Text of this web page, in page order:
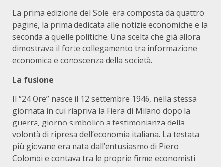
La prima edizione del Sole era composta da quattro
pagine, la prima dedicata alle notizie economiche e la
seconda a quelle politiche. Una scelta che già allora
dimostrava il forte collegamento tra informazione
economica e conoscenza della società.
La fusione
Il “24 Ore” nasce il 12 settembre 1946, nella stessa
giornata in cui riapriva la Fiera di Milano dopo la
guerra, giorno simbolico a testimonianza della
volontà di ripresa dell’economia italiana. La testata
più giovane era nata dall’entusiasmo di Piero
Colombi e contava tra le proprie firme economisti